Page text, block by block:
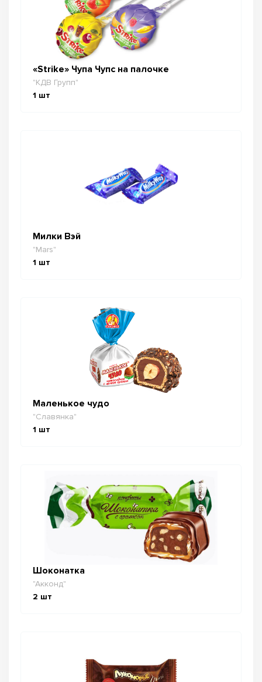
«Strike» Чупа Чупс на палочке
"КДВ Групп"
1 шт
Милки Вэй
"Mars"
1 шт
Маленькое чудо
"Славянка"
1 шт
Шоконатка
"Акконд"
2 шт